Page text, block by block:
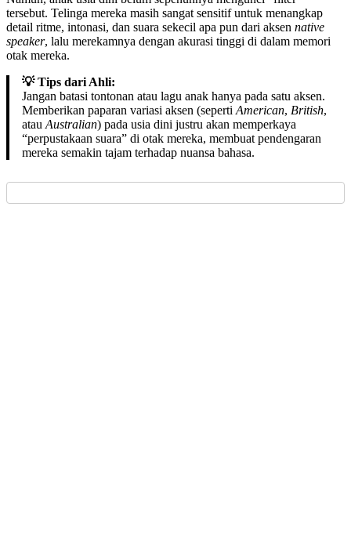
tersebut. Telinga mereka masih sangat sensitif untuk menangkap
detail ritme, intonasi, dan suara sekecil apa pun dari aksen native
speaker, lalu merekamnya dengan akurasi tinggi di dalam memori
otak mereka.
💡 Tips dari Ahli:
Jangan batasi tontonan atau lagu anak hanya pada satu aksen.
Memberikan paparan variasi aksen (seperti American, British,
atau Australian) pada usia dini justru akan memperkaya
“perpustakaan suara” di otak mereka, membuat pendengaran
mereka semakin tajam terhadap nuansa bahasa.